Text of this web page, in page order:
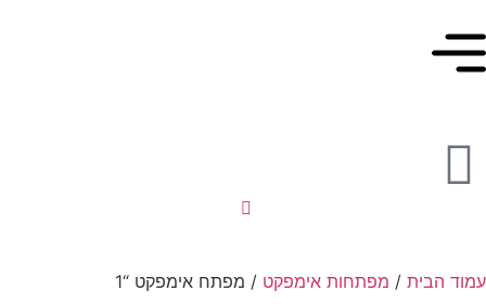
עמוד הבית / מפתחות אימפקט / מפתח אימפקט “1